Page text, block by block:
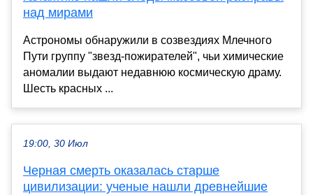
над мирами
Астрономы обнаружили в созвездиях Млечного
Пути группу "звезд-пожирателей", чьи химические
аномалии выдают недавнюю космическую драму.
Шесть красных ...
19:00, 30 Июл
Черная смерть оказалась старше
цивилизации: ученые нашли древнейшие